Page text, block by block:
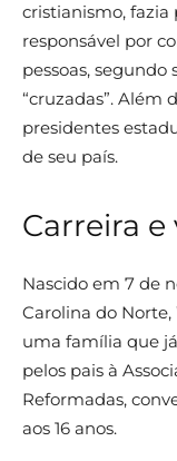
cristianismo, fazia
responsável por
pessoas,
“cruzadas”. Além
presidentes
de seu país.
Carreira
Nascido em 7 de
Carolina do
uma família que
pelos pais à
Reformadas,
aos 16 anos.